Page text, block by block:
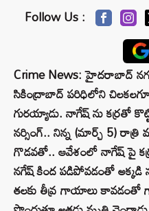
Follow Us :
Crime News: హైదరాబాద్
సికింద్రాబాద్ పరిధిలోని
గురయ్యాడు. నాగేష్ ను కర్రతో
నర్సింగ్.. నిన్న (మార్చ్ 5) రాత్రి
గొడవతో.. ఆవేశంలో నాగేష్ పై
నగేష్ కింద పడిపోవడంతో
తలకు తీవ్ర గాయాలు కావడంతో